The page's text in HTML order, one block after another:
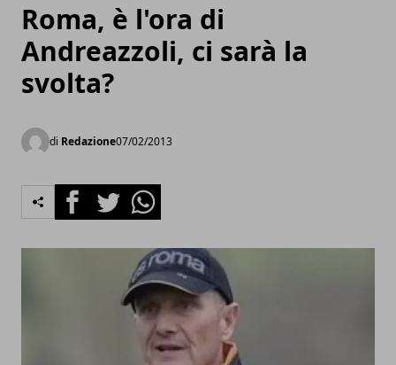
Roma, è l'ora di
Andreazzoli, ci sarà la
svolta?
di Redazione07/02/2013
FacebookTwitterWhatsapp